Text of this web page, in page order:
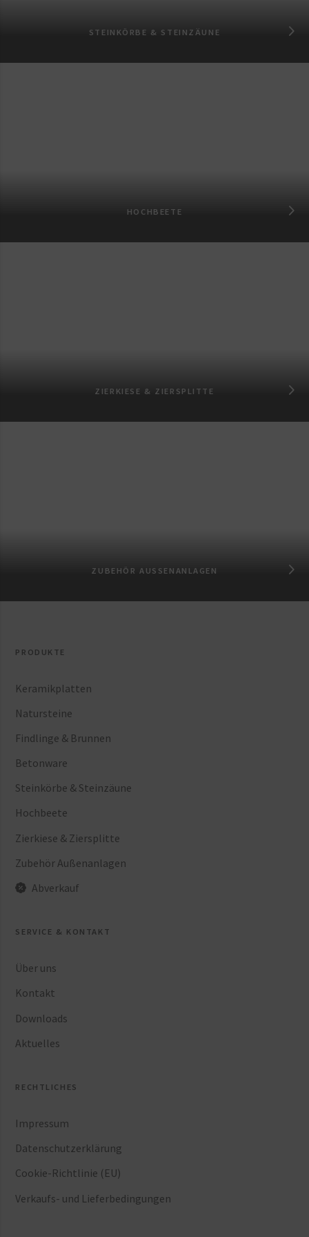
STEINKÖRBE & STEINZÄUNE
HOCHBEETE
ZIERKIESE & ZIERSPLITTE
ZUBEHÖR AUSSENANLAGEN
PRODUKTE
Keramikplatten
Natursteine
Findlinge & Brunnen
Betonware
Steinkörbe & Steinzäune
Hochbeete
Zierkiese & Ziersplitte
Zubehör Außenanlagen
Abverkauf
SERVICE & KONTAKT
Über uns
Kontakt
Downloads
Aktuelles
RECHTLICHES
Impressum
Datenschutzerklärung
Cookie-Richtlinie (EU)
Verkaufs- und Lieferbedingungen